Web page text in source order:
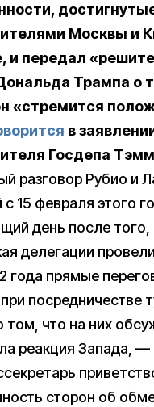
Москвы и
и передал
Трампа о
«стремится
в
Госдепа
разговор Рубио и
с 15 февраля этого
день после того,
делегации
года прямые
посредничестве
том, что на них
реакция Запада, —
сторон об